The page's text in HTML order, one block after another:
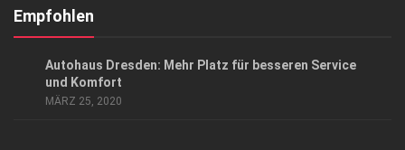
Kontakt, Impressum
Empfohlen
Autohaus Dresden: Mehr Platz für besseren Service
und Komfort
MÄRZ 25, 2020